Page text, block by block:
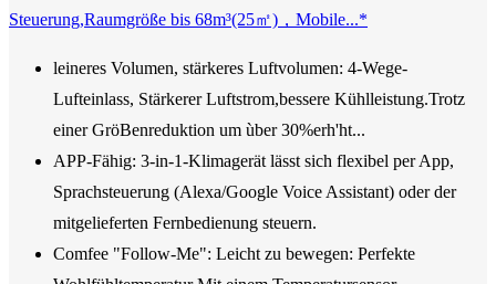
Steuerung,Raumgröße bis 68m³(25㎡)，Mobile...*
leineres Volumen, stärkeres Luftvolumen: 4-Wege-
Lufteinlass, Stärkerer Luftstrom,bessere Kühlleistung.Trotz
einer GröBenreduktion um ùber 30%erh'ht...
APP-Fähig: 3-in-1-Klimagerät lässt sich flexibel per App,
Sprachsteuerung (Alexa/Google Voice Assistant) oder der
mitgelieferten Fernbedienung steuern.
Comfee "Follow-Me": Leicht zu bewegen: Perfekte